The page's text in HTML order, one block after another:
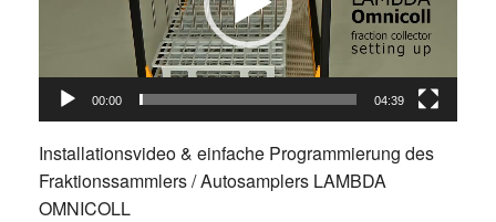
00:00 04:39
Installationsvideo & einfache Programmierung des
Fraktionssammlers / Autosamplers LAMBDA
OMNICOLL